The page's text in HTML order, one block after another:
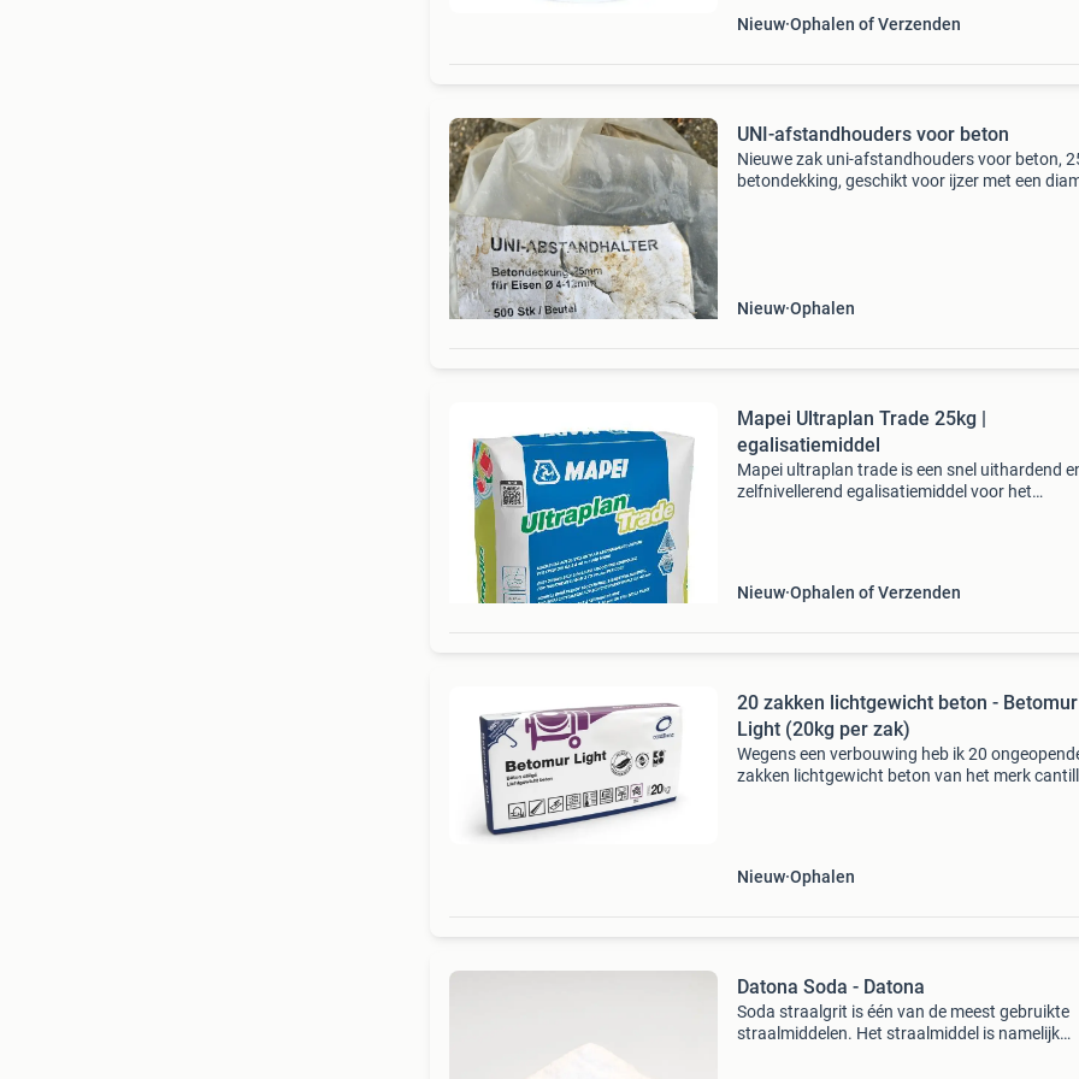
Nieuw Ophalen of Verzenden
UNI-afstandhouders voor beton
Nieuwe zak uni-afstandhouders voor beton,
betondekking, geschikt voor ijzer met een
Nieuw Ophalen
Mapei Ultraplan Trade 25kg |
egalisatiemiddel
Mapei ultraplan trade is een snel uithardend
zelfnivellerend egalisatiemiddel voor het
Nieuw Ophalen of Verzenden
20 zakken lichtgewicht beton - Betomur
Light (20kg per zak)
Wegens een verbouwing heb ik 20
zakken lichtgewicht beton van het merk
Nieuw Ophalen
Datona Soda - Datona
Soda straalgrit is één van de meest gebruikte
straalmiddelen. Het straalmiddel is namelijk